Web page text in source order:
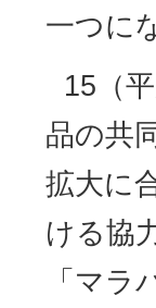
一つに
15（
品の共
拡大に
ける協
「マ